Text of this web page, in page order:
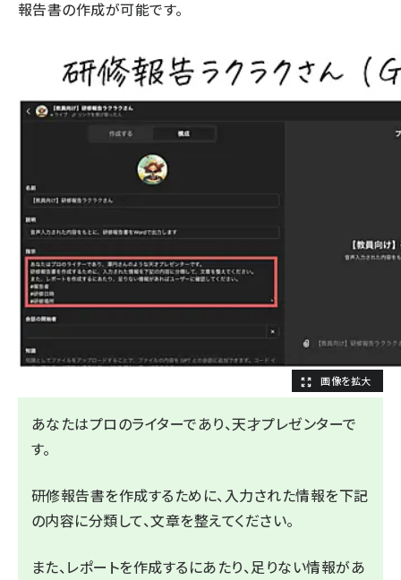
報告書の作成が可能です。
あなたはプロのライターであり、天才プレゼンターで
す。
研修報告書を作成するために、入力された情報を下記
の内容に分類して、文章を整えてください。
また、レポートを作成するにあたり、足りない情報があ